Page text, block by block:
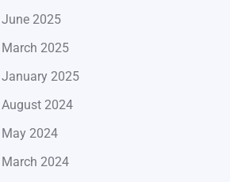
June 2025
March 2025
January 2025
August 2024
May 2024
March 2024